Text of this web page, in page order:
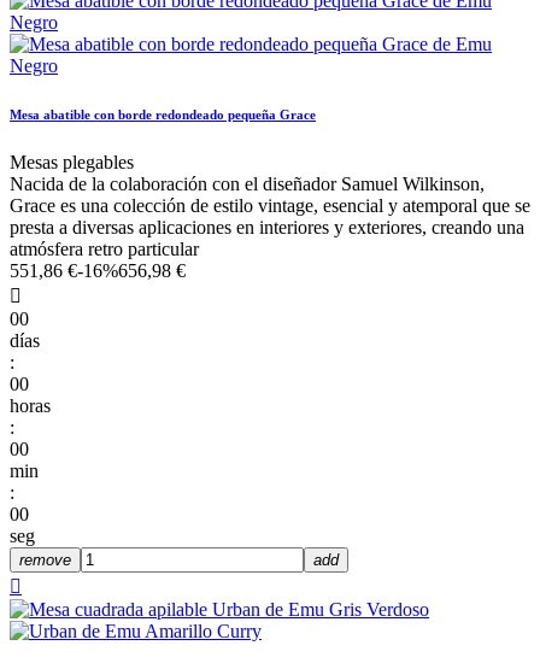
Mesa abatible con borde redondeado pequeña Grace
Mesas plegables
Nacida de la colaboración con el diseñador Samuel Wilkinson,
Grace es una colección de estilo vintage, esencial y atemporal que se
presta a diversas aplicaciones en interiores y exteriores, creando una
atmósfera retro particular
551,86 €-16%656,98 €

00
días
:
00
horas
:
00
min
:
00
seg
remove add
